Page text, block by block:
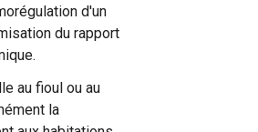
d'un
du rapport
au fioul ou au
la